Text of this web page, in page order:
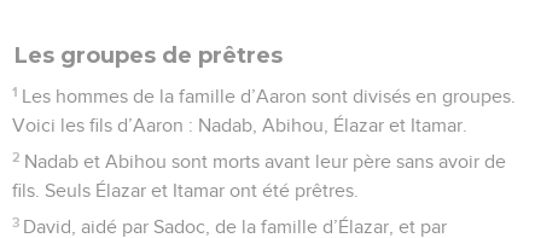
Les groupes de prêtres
1 Les hommes de la famille d’Aaron sont divisés en groupes.
Voici les fils d’Aaron : Nadab, Abihou, Élazar et Itamar.
2 Nadab et Abihou sont morts avant leur père sans avoir de
fils. Seuls Élazar et Itamar ont été prêtres.
3 David, aidé par Sadoc, de la famille d’Élazar, et par